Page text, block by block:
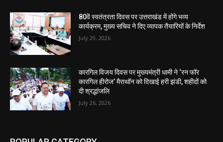
80वें स्वतंत्रता दिवस पर उत्तराखंड में होंगे भव्य
कार्यक्रम, मुख्य सचिव ने दिए व्यापक तैयारियों के निर्देश
July 29, 2026
कारगिल विजय दिवस पर मुख्यमंत्री धामी ने ‘रन फॉर
कारगिल हीरोज’ मैराथॉन को दिखाई हरी झंडी, शहीदों को
दी श्रद्धांजलि
July 26, 2026